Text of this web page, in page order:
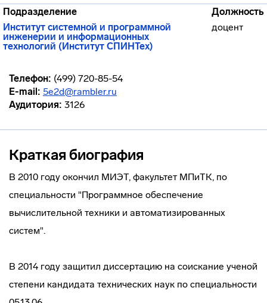
Подразделение
Должность
Институт системной и программной
инженерии и информационных
технологий (Институт СПИНТех)
доцент
Телефон: (499) 720-85-54
E-mail: 5e2d@rambler.ru
Аудитория: 3126
Краткая биография
В 2010 году окончил МИЭТ, факультет МПиТК, по
специальности "Программное обеспечение
вычислительной техники и автоматизированных
систем".
В 2014 году защитил диссертацию на соискание ученой
степени кандидата технических наук по специальности